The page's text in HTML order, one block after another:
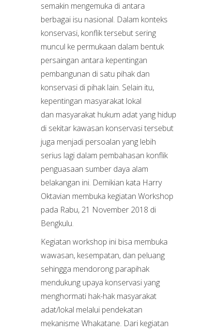
semakin mengemuka di antara
berbagai isu nasional. Dalam konteks
konservasi, konflik tersebut sering
muncul ke permukaan dalam bentuk
persaingan antara kepentingan
pembangunan di satu pihak dan
konservasi di pihak lain. Selain itu,
kepentingan masyarakat lokal
dan masyarakat hukum adat yang hidup
di sekitar kawasan konservasi tersebut
juga menjadi persoalan yang lebih
serius lagi dalam pembahasan konflik
penguasaan sumber daya alam
belakangan ini. Demikian kata Harry
Oktavian membuka kegiatan Workshop
pada Rabu, 21 November 2018 di
Bengkulu.
Kegiatan workshop ini bisa membuka
wawasan, kesempatan, dan peluang
sehingga mendorong parapihak
mendukung upaya konservasi yang
menghormati hak-hak masyarakat
adat/lokal melalui pendekatan
mekanisme Whakatane. Dari kegiatan